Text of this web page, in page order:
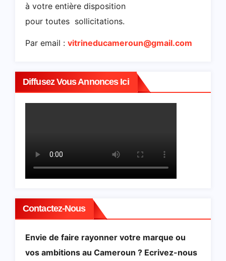
à votre entière disposition
pour toutes sollicitations.
Par email : vitrineducameroun@gmail.com
Diffusez Vous Annonces Ici
Contactez-Nous
Envie de faire rayonner votre marque ou
vos ambitions au Cameroun ? Ecrivez-nous